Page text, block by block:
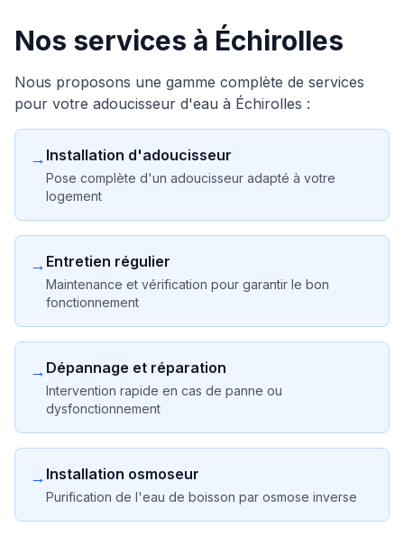
Nos services à Échirolles
Nous proposons une gamme complète de services
pour votre adoucisseur d'eau à Échirolles :
→ Installation d'adoucisseur
Pose complète d'un adoucisseur adapté à votre
logement
→ Entretien régulier
Maintenance et vérification pour garantir le bon
fonctionnement
→ Dépannage et réparation
Intervention rapide en cas de panne ou
dysfonctionnement
→ Installation osmoseur
Purification de l'eau de boisson par osmose inverse